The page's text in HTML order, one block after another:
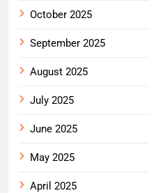
October 2025
September 2025
August 2025
July 2025
June 2025
May 2025
April 2025